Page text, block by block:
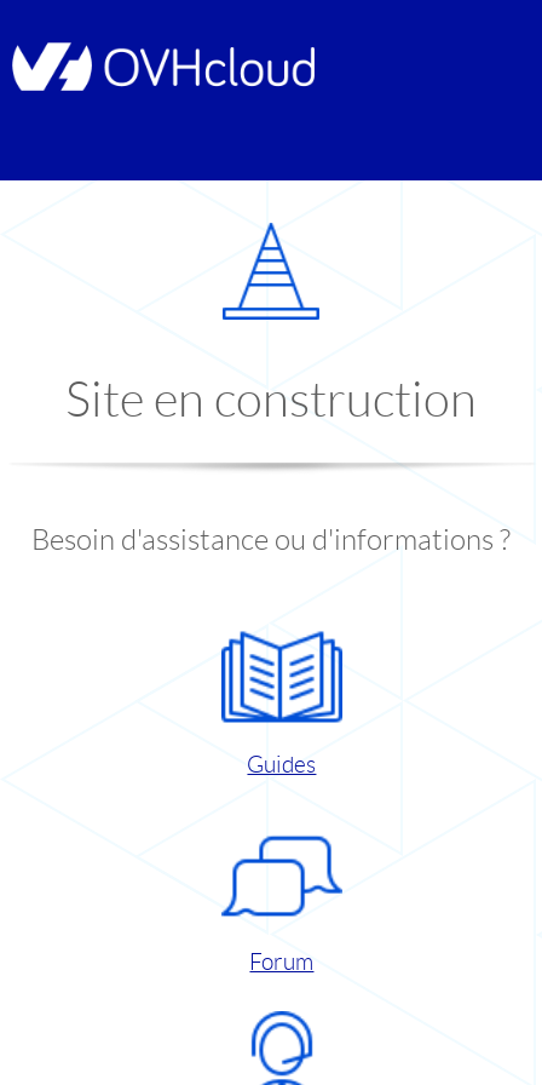
Site en construction
Besoin d'assistance ou d'informations ?
Guides
Forum